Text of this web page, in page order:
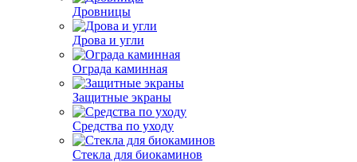
Дровницы
Дрова и угли
Ограда каминная
Защитные экраны
Средства по уходу
Стекла для биокаминов